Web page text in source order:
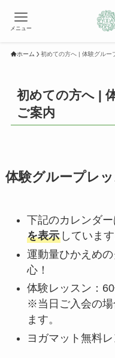
メニュー
ホーム 初めての方へ | 体験グルー
初めての方へ |
ご案内
体験グループレ
下記のカレンダー
を表示しています
運動量ひかえめ
心！
体験レッスン：
※当日ご入会の場
ます。
ヨガマット無料